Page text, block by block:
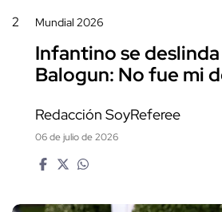
2 Mundial 2026
Infantino se
Balogun: No fue mi
Redacción SoyReferee
06 de julio de 2026